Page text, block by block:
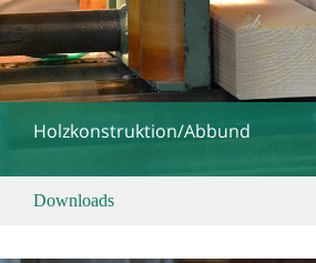
Holzkonstruktion/Abbund
Downloads